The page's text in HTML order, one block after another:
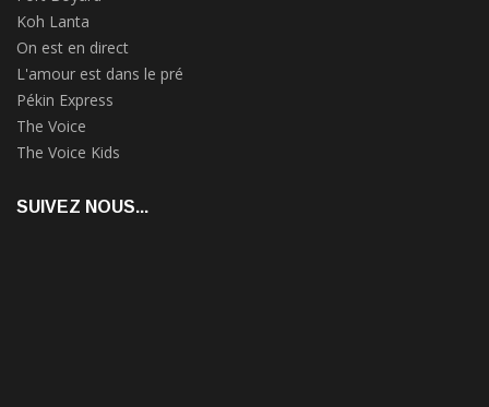
Koh Lanta
On est en direct
L'amour est dans le pré
Pékin Express
The Voice
The Voice Kids
SUIVEZ NOUS...